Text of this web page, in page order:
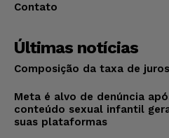
Contato
Últimas notícias
Composição da taxa de juros
Meta é alvo de denúncia
conteúdo sexual infantil
suas plataformas